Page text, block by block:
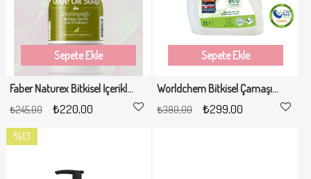
Faber Naturex Bitkisel İçerikli Zeytinyağlı Sıvı El Sabunu 1LT
₺220,00
₺245,00
Sepete Ekle
Worldchem Bitkisel Çamaşır Yumuşatıcı 2lt
₺299,00
₺380,00
Sepete Ekle
%13